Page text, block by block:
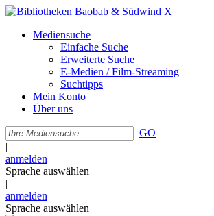
X
Mediensuche
Einfache Suche
Erweiterte Suche
E-Medien / Film-Streaming
Suchtipps
Mein Konto
Über uns
GO
|
anmelden
Sprache auswählen
|
anmelden
Sprache auswählen